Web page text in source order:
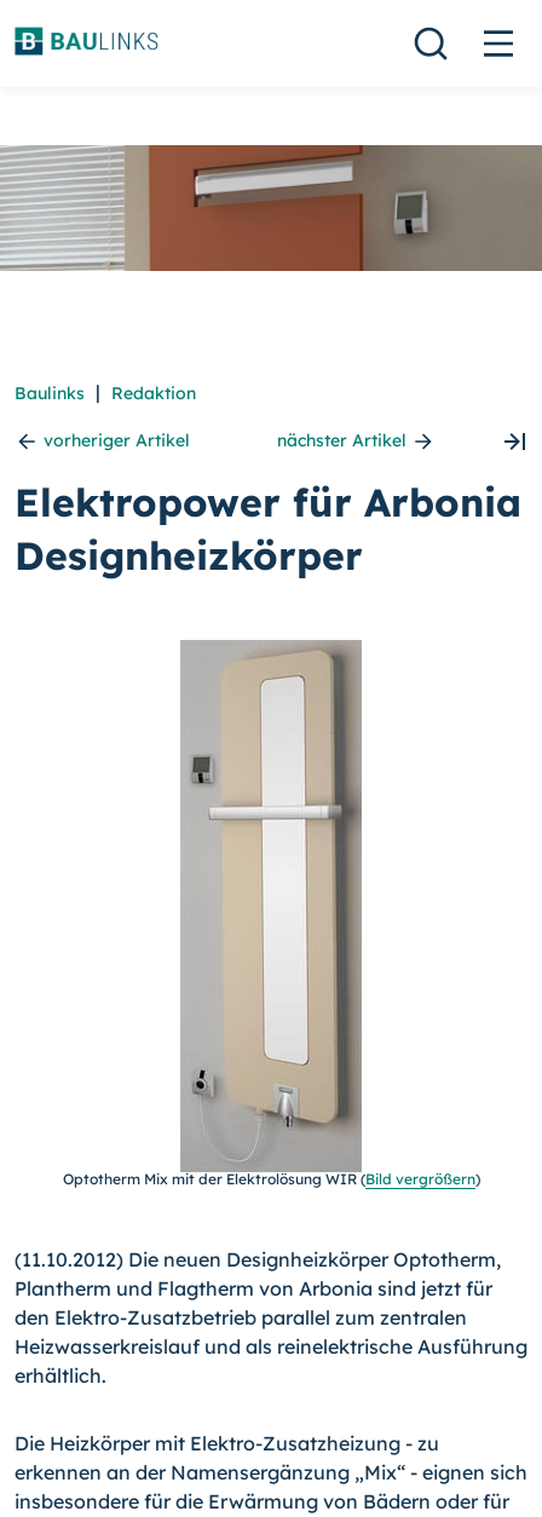
Baulinks | Redaktion
vorheriger Artikel nächster Artikel
Elektropower für Arbonia
Designheizkörper
Optotherm Mix mit der Elektrolösung WIR (Bild vergrößern)
(11.10.2012) Die neuen Designheizkörper Optotherm,
Plan­therm und Flagtherm von Arbonia sind jetzt für
den Elektro-Zusatzbetrieb parallel zum zentralen
Heizwasserkreislauf und als reinelektrische Ausführung
erhältlich.
Die Heizkörper mit Elektro-Zusatzheizung - zu
erkennen an der Namensergänzung „Mix“ - eignen sich
insbesondere für die Er­wärmung von Bädern oder für